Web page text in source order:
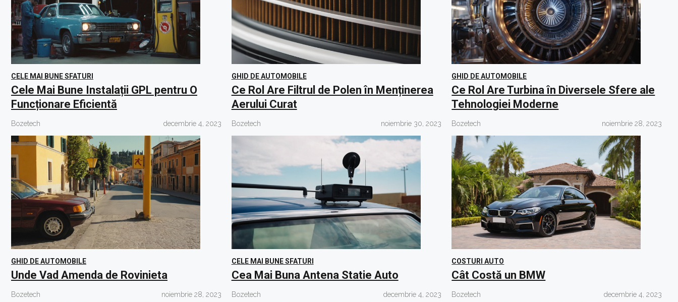
CELE MAI BUNE SFATURI
Cele Mai Bune Instalații GPL pentru O
Funcționare Eficientă
Bozetech decembrie 4, 2023
GHID DE AUTOMOBILE
Ce Rol Are Filtrul de Polen în Menținerea
Aerului Curat
Bozetech noiembrie 30, 2023
GHID DE AUTOMOBILE
Ce Rol Are Turbina în Diversele Sfere ale
Tehnologiei Moderne
Bozetech noiembrie 28, 2023
GHID DE AUTOMOBILE
Unde Vad Amenda de Rovinieta
Bozetech noiembrie 28, 2023
CELE MAI BUNE SFATURI
Cea Mai Buna Antena Statie Auto
Bozetech decembrie 4, 2023
COSTURI AUTO
Cât Costă un BMW
Bozetech decembrie 4, 2023